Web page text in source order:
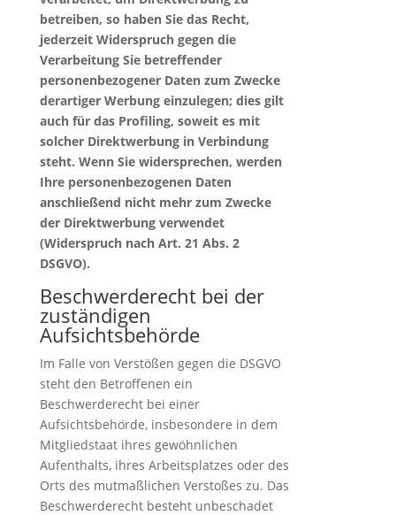
betreiben, so haben Sie das Recht,
jederzeit Widerspruch gegen die
Verarbeitung Sie betreffender
personenbezogener Daten zum Zwecke
derartiger Werbung einzulegen; dies gilt
auch für das Profiling, soweit es mit
solcher Direktwerbung in Verbindung
steht. Wenn Sie widersprechen, werden
Ihre personenbezogenen Daten
anschließend nicht mehr zum Zwecke
der Direktwerbung verwendet
(Widerspruch nach Art. 21 Abs. 2
DSGVO).
Beschwerderecht bei der
zuständigen
Aufsichtsbehörde
Im Falle von Verstößen gegen die DSGVO
steht den Betroffenen ein
Beschwerderecht bei einer
Aufsichtsbehörde, insbesondere in dem
Mitgliedstaat ihres gewöhnlichen
Aufenthalts, ihres Arbeitsplatzes oder des
Orts des mutmaßlichen Verstoßes zu. Das
Beschwerderecht besteht unbeschadet